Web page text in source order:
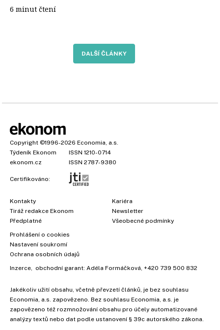
6 minut čtení
DALŠÍ ČLÁNKY
Copyright ©1996-2026 Economia, a.s.
Týdeník Ekonom
ISSN 1210-0714
ekonom.cz
ISSN 2787-9380
Certifikováno:
Kontakty
Tiráž redakce Ekonom
Předplatné
Kariéra
Newsletter
Všeobecné podmínky
Prohlášení o cookies
Nastavení soukromí
Ochrana osobních údajů
Inzerce, obchodní garant: Adéla Formáčková, +420 739 500 832
Jakékoliv užití obsahu, včetně převzetí článků, je bez souhlasu
Economia, a.s. zapovězeno. Bez souhlasu Economia, a.s. je
zapovězeno též rozmnožování obsahu pro účely automatizované
analýzy textů nebo dat podle ustanovení § 39c autorského zákona.